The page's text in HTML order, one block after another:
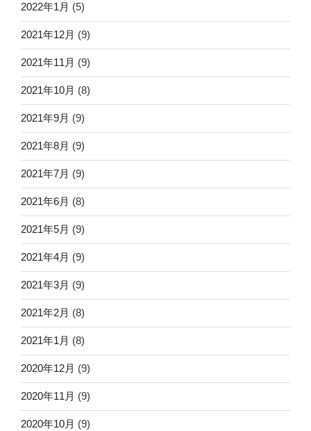
2022年1月 (5)
2021年12月 (9)
2021年11月 (9)
2021年10月 (8)
2021年9月 (9)
2021年8月 (9)
2021年7月 (9)
2021年6月 (8)
2021年5月 (9)
2021年4月 (9)
2021年3月 (9)
2021年2月 (8)
2021年1月 (8)
2020年12月 (9)
2020年11月 (9)
2020年10月 (9)